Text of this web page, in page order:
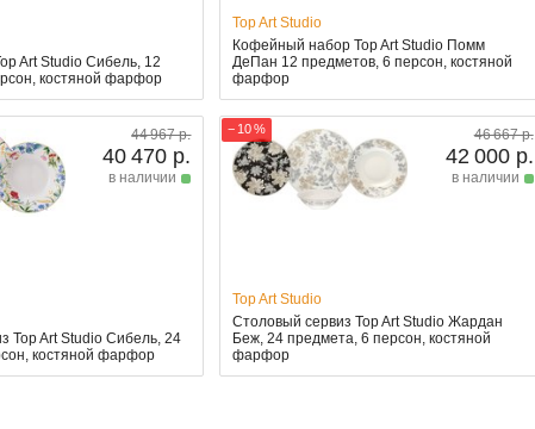
Art Studio Сибель, 12
костяной фарфор
Top Art Studio
Кофейный набор Top Art Studio Помм
ДеПан 12 предметов, 6 персон, костяной
фарфор
44 967 р.
40 470 р.
в наличии
Top Art Studio Сибель, 24
костяной фарфор
− 10 % 46 667 р.
42 000 р.
в наличии
Top Art Studio
Столовый сервиз Top Art Studio Жардан
Беж, 24 предмета, 6 персон, костяной
фарфор